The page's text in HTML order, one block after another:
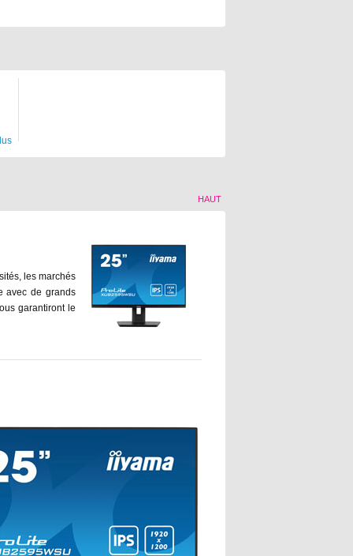
HAUT
les marchés
avec de grands
garantiront le